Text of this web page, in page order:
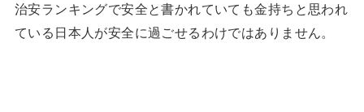
治安ランキングで安全と書かれていても金持ちと思われ
ている日本人が安全に過ごせるわけではありません。